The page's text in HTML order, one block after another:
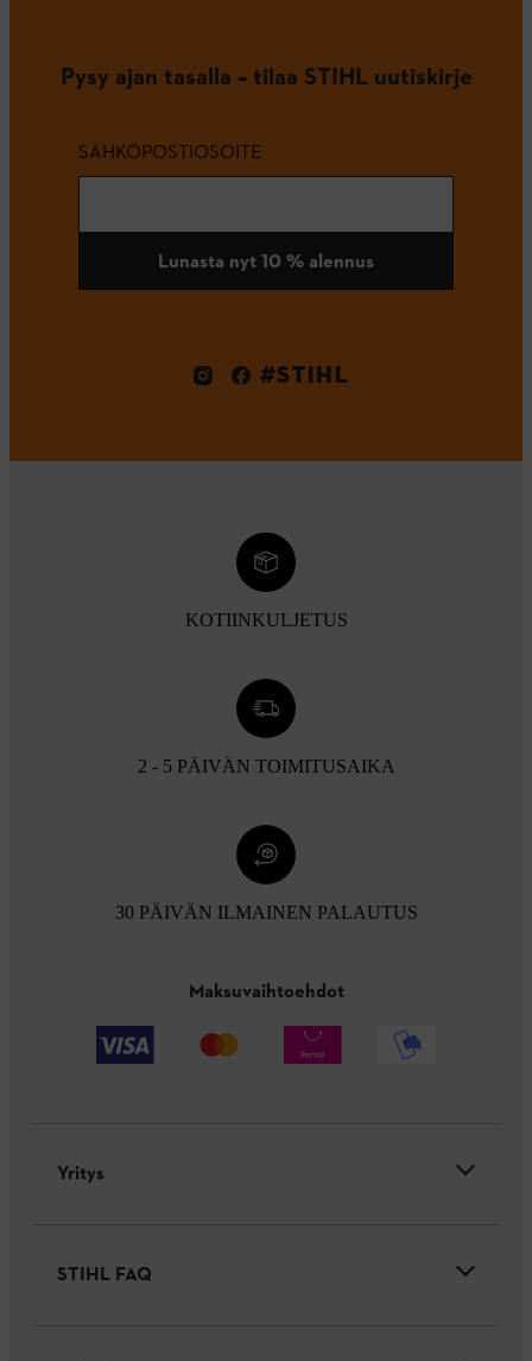
Pysy ajan tasalla – tilaa STIHL uutiskirje
SÄHKÖPOSTIOSOITE
Lunasta nyt 10 % alennus
#STIHL
KOTIINKULJETUS
2 - 5 PÄIVÄN TOIMITUSAIKA
30 PÄIVÄN ILMAINEN PALAUTUS
Maksuvaihtoehdot
Yritys
STIHL FAQ